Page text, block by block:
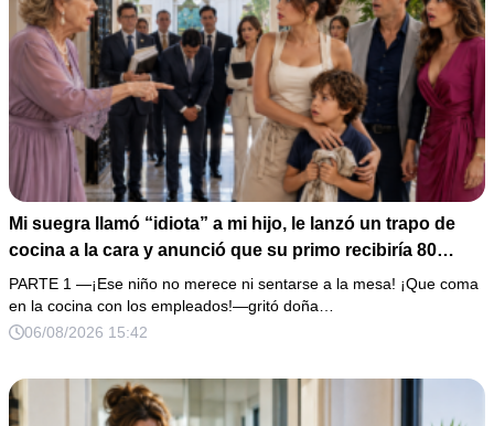
Mi suegra llamó “idiota” a mi hijo, le lanzó un trapo de
cocina a la cara y anunció que su primo recibiría 80
millones y el 50% de las acciones: “Aprende cuál es tu
lugar”. Permanecí en silencio hasta que terminaron de
firmar; entonces mostré una grabación y alguien llamó a
PARTE 1 —¡Ese niño no merece ni sentarse a la mesa! ¡Que coma
en la cocina con los empleados!—gritó doña…
06/08/2026 15:42